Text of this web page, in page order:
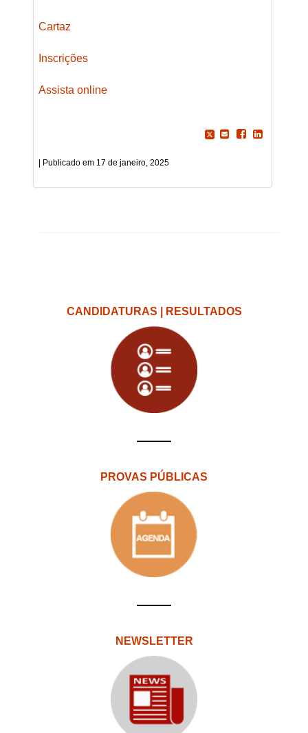
Cartaz
Inscrições
Assista online
17 de janeiro, 2025
CANDIDATURAS | RESULTADOS
PROVAS PÚBLICAS
NEWSLETTER